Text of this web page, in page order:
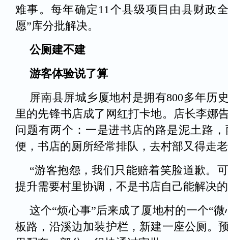
难事。每年确定11个县级项目由县财政
愿”库分批解决。
公厕建不建
游客体验说了算
屏南县屏城乡厦地村是拥有800多年历
里的先锋书店成了网红打卡地。店长李娜
问题有两个：一是进书店的路是泥土路
便，书店的厕所经常排队，去村部又得走
“游客抱怨，我们只能赔着笑脸道歉。
提升需要村里协调，不是书店自己能解决
这个“烦心事”后来成了厦地村的一个“
板路，沿溪边加装护栏，新建一座公厕。